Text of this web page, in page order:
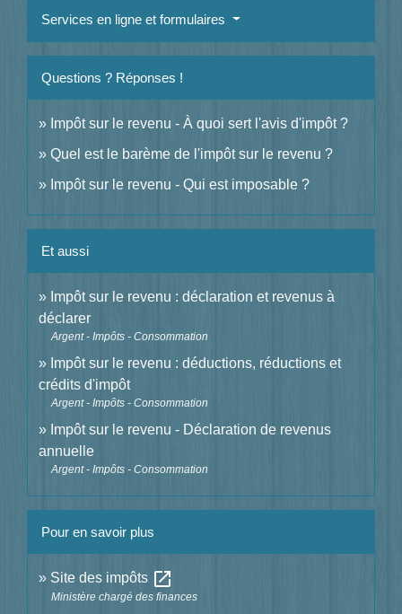
Services en ligne et formulaires
Questions ? Réponses !
Impôt sur le revenu - À quoi sert l'avis d'impôt ?
Quel est le barème de l'impôt sur le revenu ?
Impôt sur le revenu - Qui est imposable ?
Et aussi
Impôt sur le revenu : déclaration et revenus à
déclarer
Argent - Impôts - Consommation
Impôt sur le revenu : déductions, réductions et
crédits d'impôt
Argent - Impôts - Consommation
Impôt sur le revenu - Déclaration de revenus
annuelle
Argent - Impôts - Consommation
Pour en savoir plus
Site des impôts open_in_new
Ministère chargé des finances